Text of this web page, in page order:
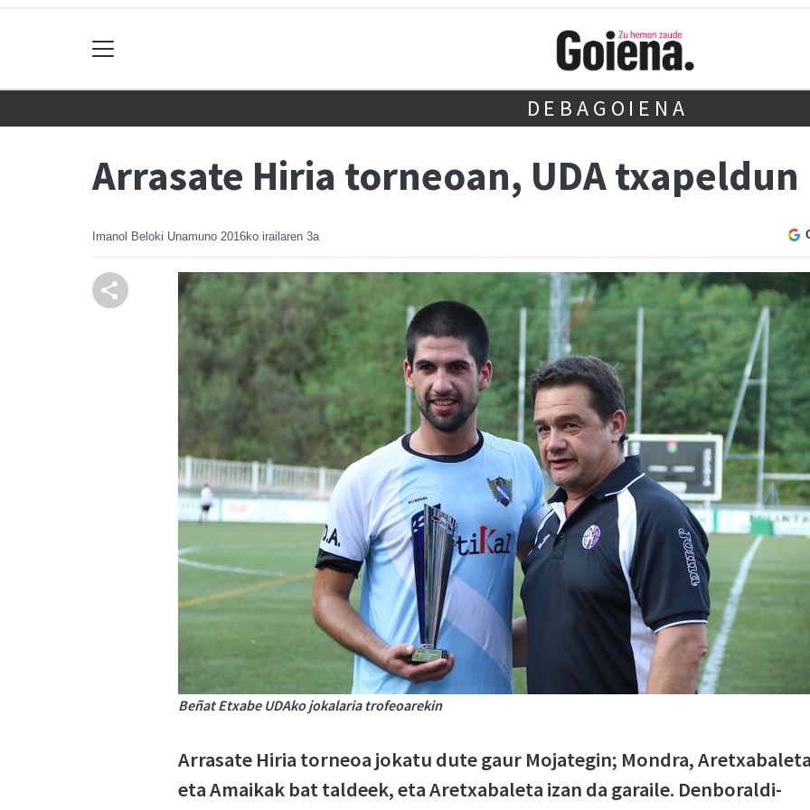
DEBAGOIENA
Arrasate Hiria torneoan, UDA txapeldun
Imanol Beloki Unamuno 2016ko irailaren 3a
Beñat Etxabe UDAko jokalaria trofeoarekin
Arrasate Hiria torneoa jokatu dute gaur Mojategin; Mondra,
eta Amaikak bat taldeek, eta Aretxabaleta izan da garaile. Denboraldi-